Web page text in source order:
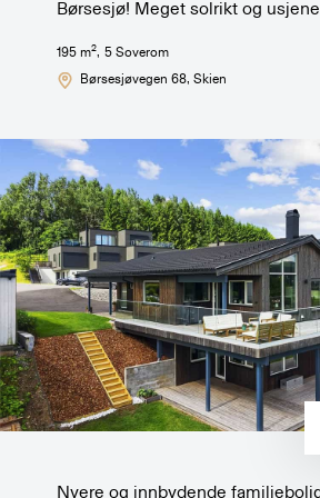
Børsesjø! Meget solrikt og
195 m2, 5Soverom
Børsesjøvegen 68, Skien
Nyere og innbydende